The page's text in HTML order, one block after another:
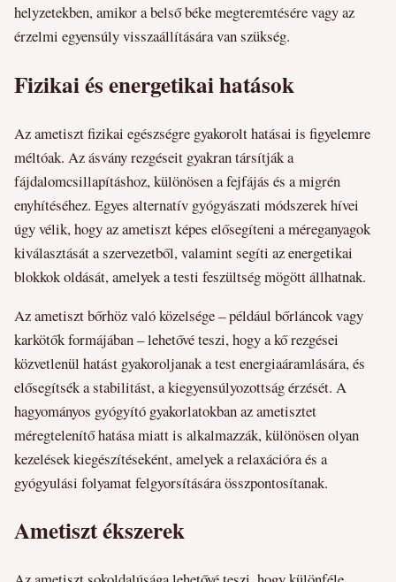
helyzetekben, amikor a belső béke megteremtésére vagy az
érzelmi egyensúly visszaállítására van szükség.
Fizikai és energetikai hatások
Az ametiszt fizikai egészségre gyakorolt hatásai is figyelemre
méltóak. Az ásvány rezgéseit gyakran társítják a
fájdalomcsillapításhoz, különösen a fejfájás és a migrén
enyhítéséhez. Egyes alternatív gyógyászati módszerek hívei
úgy vélik, hogy az ametiszt képes elősegíteni a méreganyagok
kiválasztását a szervezetből, valamint segíti az energetikai
blokkok oldását, amelyek a testi feszültség mögött állhatnak.
Az ametiszt bőrhöz való közelsége – például bőrláncok vagy
karkötők formájában – lehetővé teszi, hogy a kő rezgései
közvetlenül hatást gyakoroljanak a test energiaáramlására, és
elősegítsék a stabilitást, a kiegyensúlyozottság érzését. A
hagyományos gyógyító gyakorlatokban az ametisztet
méregtelenítő hatása miatt is alkalmazzák, különösen olyan
kezelések kiegészítéseként, amelyek a relaxációra és a
gyógyulási folyamat felgyorsítására összpontosítanak.
Ametiszt ékszerek